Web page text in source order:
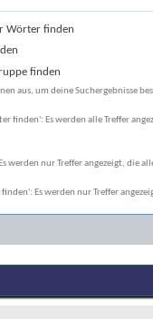
Wörter finden
finden
aus, um deine Suchergebnisse
finden': Es werden alle Treffer
werden nur Treffer angezeigt, die
Es werden nur Treffer